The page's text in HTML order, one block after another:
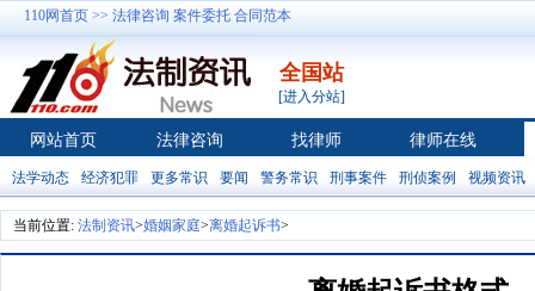
110网首页 >> 法律咨询 案件委托 合同范本
全国站
[进入分站]
网站首页 法律咨询 找律师 律师在线
法学动态 经济犯罪 更多常识 要闻 警务常识 刑事案件 刑侦案例 视频资讯
当前位置: 法制资讯>婚姻家庭>离婚起诉书>